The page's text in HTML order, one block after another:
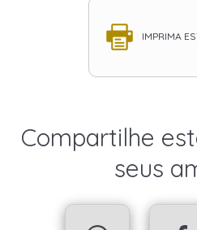
IMPRIMA
Compartilhe
seus